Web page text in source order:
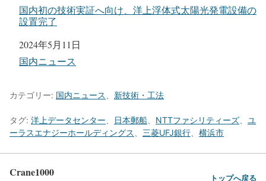
国内初の技術実証へ向け、洋上浮体式太陽光発電設備の
設置完了
日付
2024年5月11日
関連理由
国内ニュース
カテゴリー: 国内ニュース 新技術・工法
タグ: 洋上データセンター 日本郵船 NTTファシリティーズ
ユ
ーラスエナジーホールディングス
三菱UFJ銀行 横浜市
Crane1000 トップへ戻る